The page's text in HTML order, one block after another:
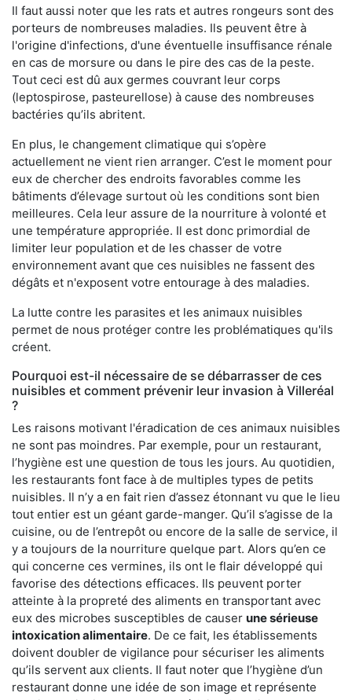
Il faut aussi noter que les rats et autres rongeurs sont des
porteurs de nombreuses maladies. Ils peuvent être à
l'origine d'infections, d'une éventuelle insuffisance rénale
en cas de morsure ou dans le pire des cas de la peste.
Tout ceci est dû aux germes couvrant leur corps
(leptospirose, pasteurellose) à cause des nombreuses
bactéries qu’ils abritent.
En plus, le changement climatique qui s’opère
actuellement ne vient rien arranger. C’est le moment pour
eux de chercher des endroits favorables comme les
bâtiments d’élevage surtout où les conditions sont bien
meilleures. Cela leur assure de la nourriture à volonté et
une température appropriée. Il est donc primordial de
limiter leur population et de les chasser de votre
environnement avant que ces nuisibles ne fassent des
dégâts et n'exposent votre entourage à des maladies.
La lutte contre les parasites et les animaux nuisibles
permet de nous protéger contre les problématiques qu'ils
créent.
Pourquoi est-il nécessaire de se débarrasser de ces
nuisibles et comment prévenir leur invasion à Villeréal
?
Les raisons motivant l'éradication de ces animaux nuisibles
ne sont pas moindres. Par exemple, pour un restaurant,
l’hygiène est une question de tous les jours. Au quotidien,
les restaurants font face à de multiples types de petits
nuisibles. Il n’y a en fait rien d’assez étonnant vu que le lieu
tout entier est un géant garde-manger. Qu’il s’agisse de la
cuisine, ou de l’entrepôt ou encore de la salle de service, il
y a toujours de la nourriture quelque part. Alors qu’en ce
qui concerne ces vermines, ils ont le flair développé qui
favorise des détections efficaces. Ils peuvent porter
atteinte à la propreté des aliments en transportant avec
eux des microbes susceptibles de causer une sérieuse
intoxication alimentaire. De ce fait, les établissements
doivent doubler de vigilance pour sécuriser les aliments
qu’ils servent aux clients. Il faut noter que l’hygiène d’un
restaurant donne une idée de son image et représente